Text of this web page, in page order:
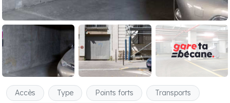
Accès Type Points forts
Transports